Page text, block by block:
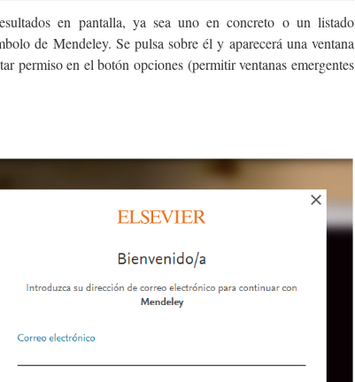
en pantalla, ya sea uno en concreto o un listado
de Mendeley. Se pulsa sobre él y aparecerá una ventana
permiso en el botón opciones (permitir ventanas emergentes